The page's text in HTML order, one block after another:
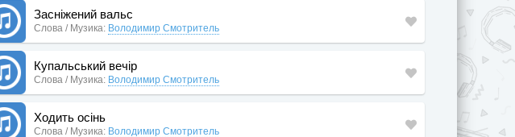
Засніжений вальс
Слова / Музика: Володимир Смотритель
Купальський вечір
Слова / Музика: Володимир Смотритель
Ходить осінь
Слова / Музика: Володимир Смотритель